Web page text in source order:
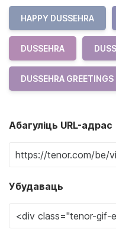
HAPPY DUSSEHRA
DUSSEHRA
DUSSEHRA GREETINGS
Абагуліць URL-адрас
Убудаваць